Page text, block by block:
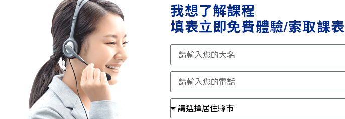
我想了解課程
填表立即免費體驗/索取課表